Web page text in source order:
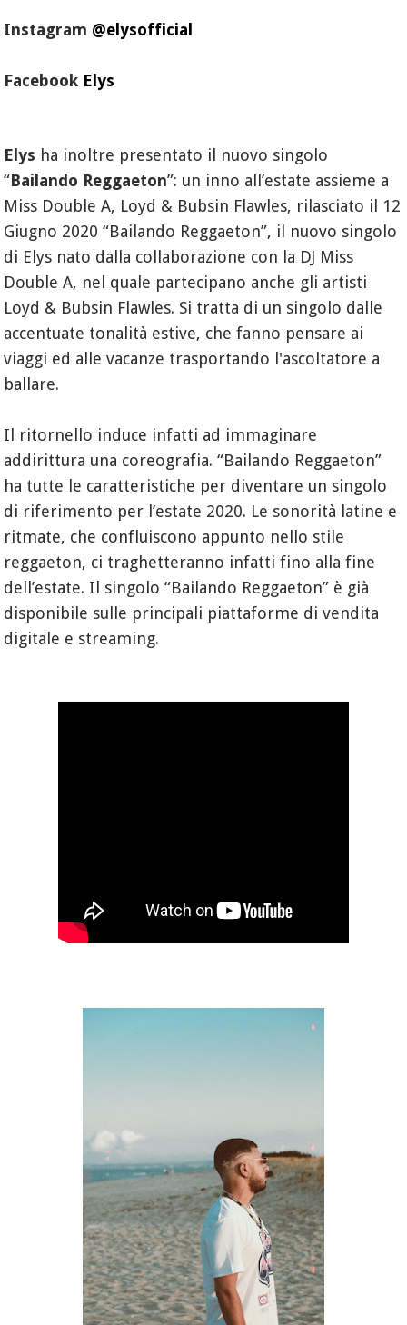
Instagram @elysofficial
Facebook Elys
Elys ha inoltre presentato il nuovo singolo
“Bailando Reggaeton”: un inno all’estate assieme a
Miss Double A, Loyd & Bubsin Flawles, rilasciato il 12
Giugno 2020 “Bailando Reggaeton”, il nuovo singolo
di Elys nato dalla collaborazione con la DJ Miss
Double A, nel quale partecipano anche gli artisti
Loyd & Bubsin Flawles. Si tratta di un singolo dalle
accentuate tonalità estive, che fanno pensare ai
viaggi ed alle vacanze trasportando l'ascoltatore a
ballare.
Il ritornello induce infatti ad immaginare
addirittura una coreografia. “Bailando Reggaeton”
ha tutte le caratteristiche per diventare un singolo
di riferimento per l’estate 2020. Le sonorità latine e
ritmate, che confluiscono appunto nello stile
reggaeton, ci traghetteranno infatti fino alla fine
dell’estate. Il singolo “Bailando Reggaeton” è già
disponibile sulle principali piattaforme di vendita
digitale e streaming.